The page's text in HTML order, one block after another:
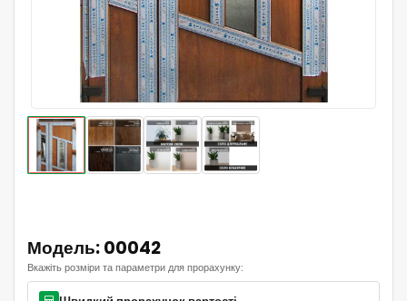
Модель: 00042
Вкажіть розміри та параметри для прорахунку: